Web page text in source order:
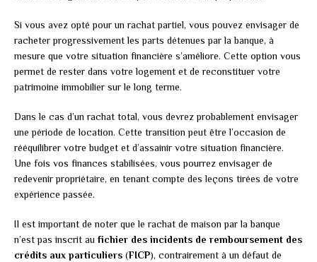
Si vous avez opté pour un rachat partiel, vous pouvez envisager de
racheter progressivement les parts détenues par la banque, à
mesure que votre situation financière s’améliore. Cette option vous
permet de rester dans votre logement et de reconstituer votre
patrimoine immobilier sur le long terme.
Dans le cas d’un rachat total, vous devrez probablement envisager
une période de location. Cette transition peut être l’occasion de
rééquilibrer votre budget et d’assainir votre situation financière.
Une fois vos finances stabilisées, vous pourrez envisager de
redevenir propriétaire, en tenant compte des leçons tirées de votre
expérience passée.
Il est important de noter que le rachat de maison par la banque
n’est pas inscrit au fichier des incidents de remboursement des
crédits aux particuliers (FICP), contrairement à un défaut de